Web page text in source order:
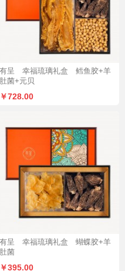
有呈 幸福琉璃礼盒 鳕鱼胶+羊
肚菌+元贝
￥728.00
有呈 幸福琉璃礼盒 蝴蝶胶+羊
肚菌
￥395.00